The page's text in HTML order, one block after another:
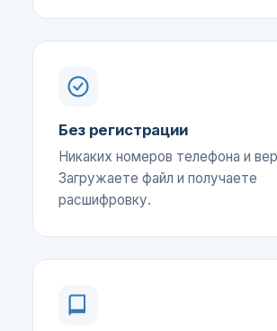
Без регистрации
Никаких номеров телефона и
Загружаете файл и получаете
расшифровку.